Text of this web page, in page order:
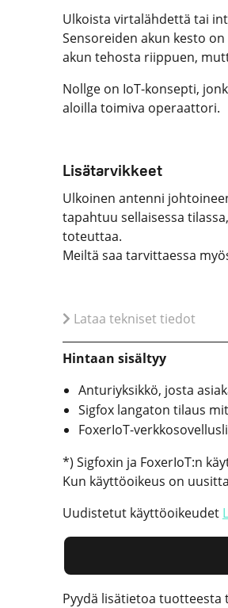
Ulkoista virtalähdettä tai
Sensoreiden akun kesto
akun tehosta riippuen,
Nollge on IoT-konsepti,
aloilla toimiva operaattori.
Lisätarvikkeet
Ulkoinen antenni
tapahtuu sellaisessa
toteuttaa.
Meiltä saa tarvittaessa
Lataa tekniset tiedot
Hintaan sisältyy
Anturiyksikkö, josta
Sigfox langaton tilaus
FoxerIoT-
*) Sigfoxin ja FoxerIoT:n
Kun käyttöoikeus on
Uudistetut käyttöoikeudet
Pyydä lisätietoa tuotteesta